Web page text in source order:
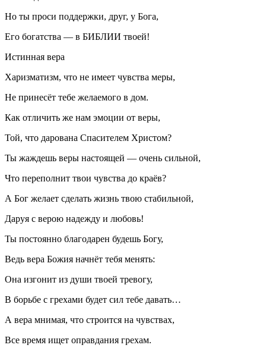
Но ты проси поддержки, друг, у Бога,
Его богатства — в БИБЛИИ твоей!
Истинная вера
Харизматизм, что не имеет чувства меры,
Не принесёт тебе желаемого в дом.
Как отличить же нам эмоции от веры,
Той, что дарована Спасителем Христом?
Ты жаждешь веры настоящей — очень сильной,
Что переполнит твои чувства до краёв?
А Бог желает сделать жизнь твою стабильной,
Даруя с верою надежду и любовь!
Ты постоянно благодарен будешь Богу,
Ведь вера Божия начнёт тебя менять:
Она изгонит из души твоей тревогу,
В борьбе с грехами будет сил тебе давать…
А вера мнимая, что строится на чувствах,
Все время ищет оправдания грехам.